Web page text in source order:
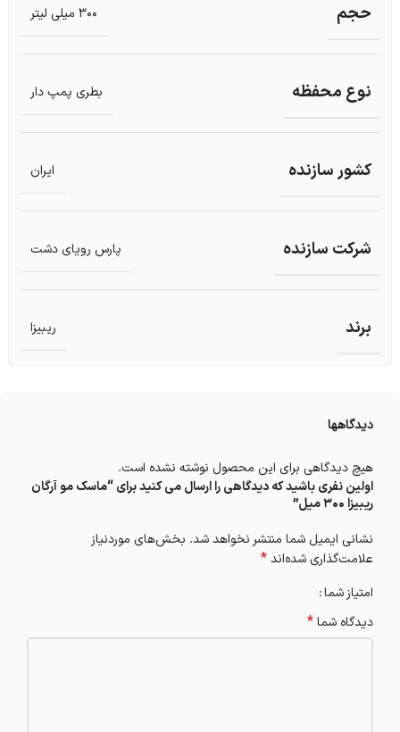
حجم 300 میلی لیتر
نوع محفظه بطری پمپ دار
کشور سازنده ایران
شرکت سازنده پارس رویای دشت
برند ریبیزا
دیدگاهها
هیچ دیدگاهی برای این محصول نوشته نشده است.
اولین نفری باشید که دیدگاهی را ارسال می کنید برای “ماسک مو آرگان
ریبیزا 300 میل”
نشانی ایمیل شما منتشر نخواهد شد. بخش‌های موردنیاز
علامت‌گذاری شده‌اند*
امتیاز شما
دیدگاه شما*